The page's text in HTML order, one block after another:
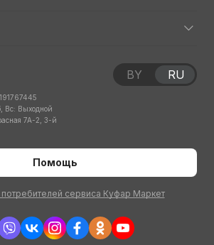
Вс: Выходной
7А-2, 3-й
Помощь
сервиса Куфар Маркет
BY RU